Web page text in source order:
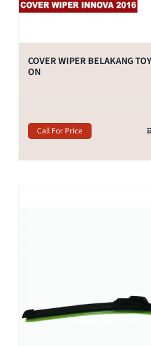
COVER WIPER BELAKANG
ON
Call For Price